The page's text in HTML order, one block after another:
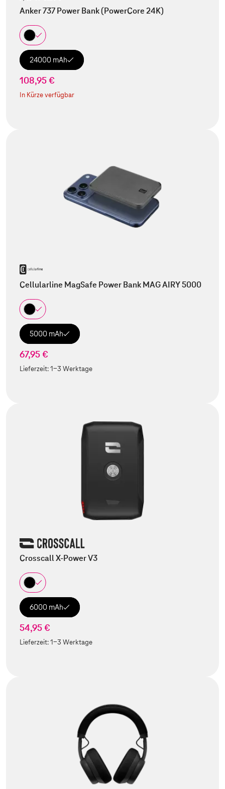
Anker 737 Power Bank (PowerCore 24K)
24000 mAh
108,95 €
In Kürze verfügbar
Cellularline MagSafe Power Bank MAG AIRY 5000
5000 mAh
67,95 €
Lieferzeit:1-3 Werktage
Crosscall X-Power V3
6000 mAh
54,95 €
Lieferzeit:1-3 Werktage